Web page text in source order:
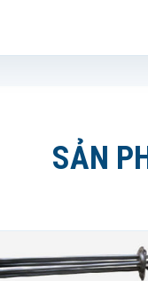
SẢN